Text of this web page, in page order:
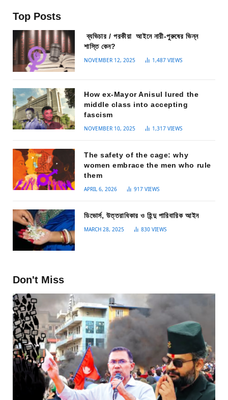
Top Posts
ব্যভিচার / পরকীয়া আইনে নারী-পুরুষের ভিন্ন
শাস্তি কেন?
NOVEMBER 12, 2025 1,487 VIEWS
How ex-Mayor Anisul lured the
middle class into accepting
fascism
NOVEMBER 10, 2025 1,317 VIEWS
The safety of the cage: why
women embrace the men who rule
them
APRIL 6, 2026 917 VIEWS
ডিভোর্স, উত্তরাধিকার ও হিন্দু পারিবারিক আইন
MARCH 28, 2025 830 VIEWS
Don't Miss